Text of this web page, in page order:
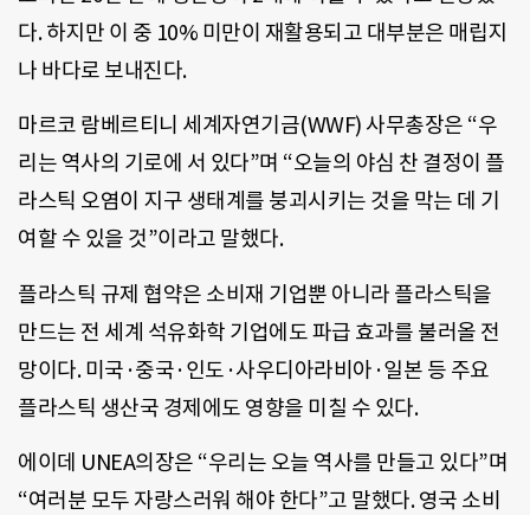
다. 하지만 이 중 10% 미만이 재활용되고 대부분은 매립지
나 바다로 보내진다.
마르코 람베르티니 세계자연기금(WWF) 사무총장은 “우
리는 역사의 기로에 서 있다”며 “오늘의 야심 찬 결정이 플
라스틱 오염이 지구 생태계를 붕괴시키는 것을 막는 데 기
여할 수 있을 것”이라고 말했다.
플라스틱 규제 협약은 소비재 기업뿐 아니라 플라스틱을
만드는 전 세계 석유화학 기업에도 파급 효과를 불러올 전
망이다. 미국·중국·인도·사우디아라비아·일본 등 주요
플라스틱 생산국 경제에도 영향을 미칠 수 있다.
에이데 UNEA의장은 “우리는 오늘 역사를 만들고 있다”며
“여러분 모두 자랑스러워 해야 한다”고 말했다. 영국 소비